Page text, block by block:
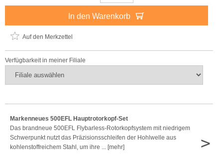
In den Warenkorb
Auf den Merkzettel
Verfügbarkeit in meiner Filiale
Markenneues 500EFL Hauptrotorkopf-Set
Das brandneue 500EFL Flybarless-Rotorkopfsystem mit niedrigem
Schwerpunkt nutzt das Präzisionsschleifen der Hohlwelle aus
kohlenstoffreichem Stahl, um ihre ... [mehr]
>